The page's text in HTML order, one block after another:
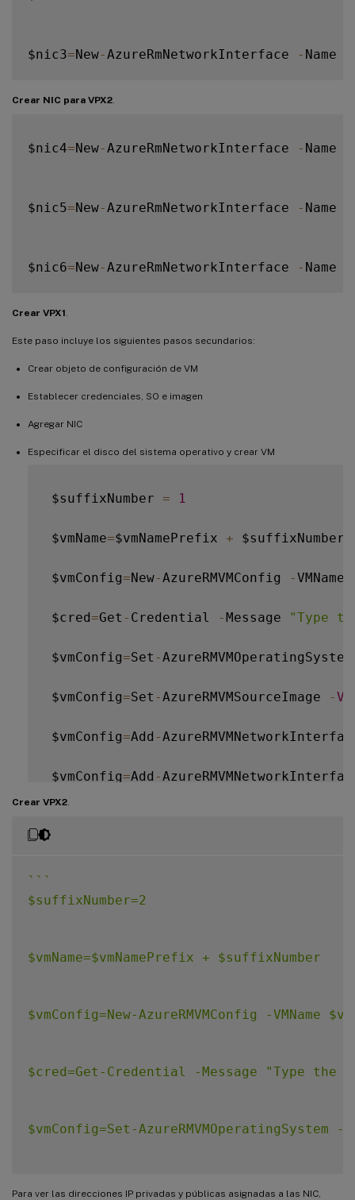
$IPConfig8=New -
$nic3=New-AzureRmNetworkInterface - Name
Crear NIC para VPX2
$nic4=New-AzureRmNetworkInterface - Name
$nic5=New-AzureRmNetworkInterface - Name
$nic6=New-AzureRmNetworkInterface - Name
Crear VPX1
Este paso incluye los siguientes pasos secundarios:
Crear objeto de configuración de VM
Establecer credenciales, SO e imagen
Agregar NIC
Especificar el disco del sistema operativo y crear VM
$suffixNumber = 1
$vmName=$vmNamePrefix + $suffixNumber
$vmConfig=New-AzureRMVMConfig -
$cred=Get - Credential -Message "Type
$vmConfig=Set -
$vmConfig=Set -AzureRMVMSourceImage -VM
$vmConfig=Add -
$vmConfig=Add -
$osVhdUri = $prmStorageAccount
New-AzureRMVM -VM $vmConfig -
Crear VPX2
` ` `
$suffixNumber=2
$vmName=$vmNamePrefix + $suffixNumber
$vmConfig=New-AzureRMVMConfig -
$cred=Get-Credential -Message "Type the
$vmConfig=Set-AzureRMVMOperatingSystem
Para ver las direcciones IP privadas y públicas asignadas a las NIC,